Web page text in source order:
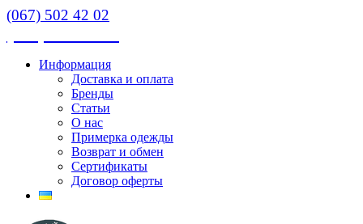
(067) 502 42 02
Информация
Доставка и оплата
Бренды
Статьи
О нас
Примерка одежды
Возврат и обмен
Сертификаты
Договор оферты